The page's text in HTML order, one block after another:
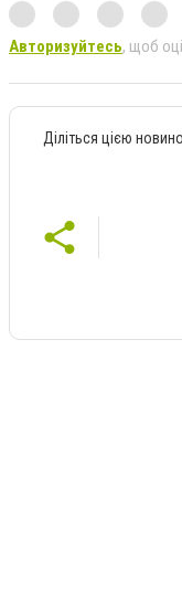
Авторизуйтесь, щоб
Діліться цією